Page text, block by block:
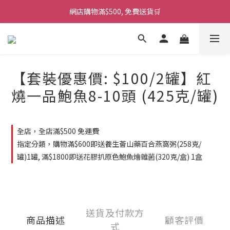
網店購物滿$500, 免費送貨🛒
【套裝優惠價: $100/2罐】紅
燒一品鮑魚8-10頭 (425克/罐)
全店，全店滿$500 免運費
指定分類，購物滿$600即送養生薈山藥百合燕窩粥(258克/
罐)1罐, 滿$1800即送花膠扒原色鮑魚燴雜菌(320克/盒) 1盒
商品描述
送貨及付款方
式
顧客評價